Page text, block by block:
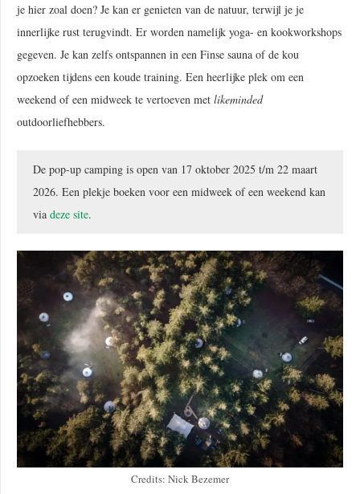
je hier zoal doen? Je kan er genieten van de natuur, terwijl je je
innerlijke rust terugvindt. Er worden namelijk yoga- en kookworkshops
gegeven. Je kan zelfs ontspannen in een Finse sauna of de kou
opzoeken tijdens een koude training. Een heerlijke plek om een
weekend of een midweek te vertoeven met likeminded
outdoorliefhebbers.
De pop-up camping is open van 17 oktober 2025 t/m 22 maart
2026. Een plekje boeken voor een midweek of een weekend kan
via deze site.
Credits: Nick Bezemer